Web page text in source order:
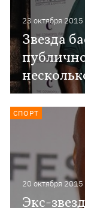
23 октября 2015
Звезда
20 октября 2015
Экс-
СПОРТ